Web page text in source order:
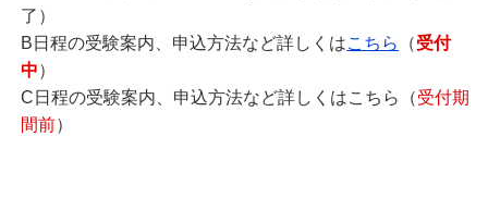
了）
B日程の受験案内、申込方法など詳しくはこちら （受付
中）
C日程の受験案内、申込方法など詳しくはこちら（受付期
間前）